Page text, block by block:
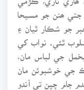
جتي ھنن جو مسيحا
جو شڪار ٿيان ۽
ٿئي. نواب کي
بخمل جي لباس مان،
جي خوشبوئن مان
جام چپن تي آندو